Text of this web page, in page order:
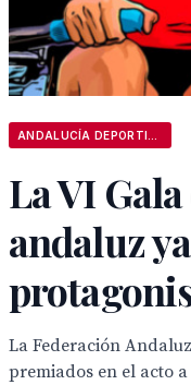
La VI
andaluz
La Federación
premiados en el acto